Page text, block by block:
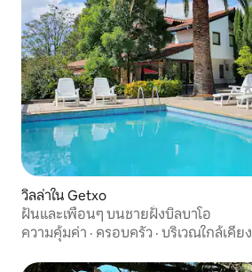
วิลล่าใน Getxo
ฝันและเพื่อนๆ บนชายฝั่งบิลบาโอ
ความคุ้มค่า · ครอบครัว · บริเวณใกล้เคียง